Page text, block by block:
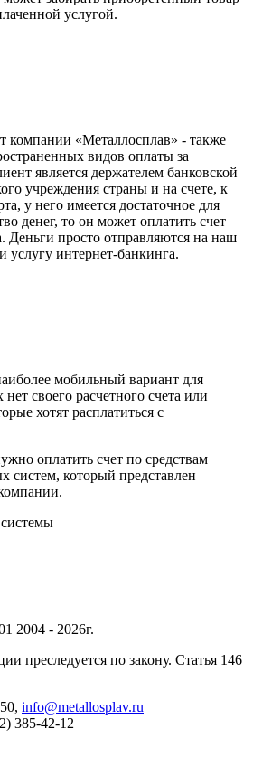
услугой.
компании «Металлосплав» - также
видов оплаты за
является держателем банковской
учреждения страны и на счете, к
у него имеется достаточное для
денег, то он может оплатить счет
просто отправляются на наш
услугу интернет-банкинга.
мобильный вариант для
своего расчетного счета или
хотят расплатиться с
оплатить счет по средствам
систем, который представлен
2004 - 2026г.
преследуется по закону. Статья 146
, info@metallosplav.ru
385-42-12